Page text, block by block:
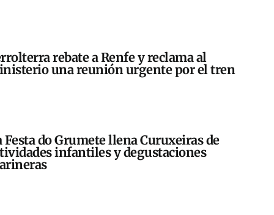
rebate a Renfe y reclama al
una reunión urgente por el tren
Festa do Grumete llena Curuxeiras de
infantiles y degustaciones